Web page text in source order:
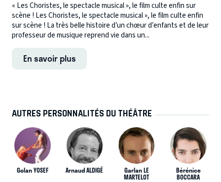
« Les Choristes, le spectacle musical », le film culte enfin sur
scène ! Les Choristes, le spectacle musical », le film culte enfin
sur scène ! La très belle histoire d’un chœur d’enfants et de leur
professeur de musique reprend vie dans un...
En savoir plus
AUTRES PERSONNALITÉS DU THÉÂTRE
Golan YOSEF Arnaud ALDIGÉ Garlan LE
MARTELOT
Bérénice
BOCCARA